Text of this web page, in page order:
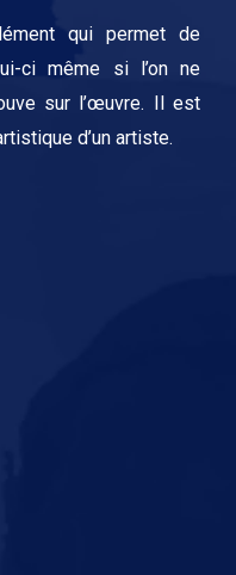
qui permet de
ci même si l’on ne
sur l’œuvre. Il est
d’un artiste.